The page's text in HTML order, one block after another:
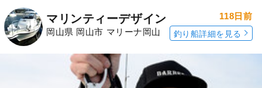
マリンティーデザイン
岡山県 岡山市 マリーナ岡山
118日前
釣り船詳細を見る